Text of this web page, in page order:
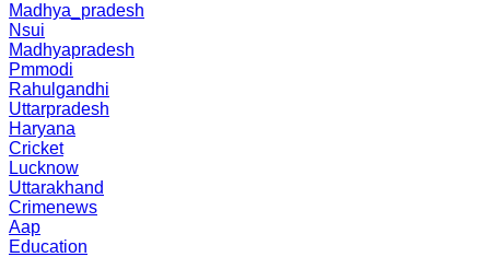
Madhya_pradesh
Nsui
Madhyapradesh
Pmmodi
Rahulgandhi
Uttarpradesh
Haryana
Cricket
Lucknow
Uttarakhand
Crimenews
Aap
Education